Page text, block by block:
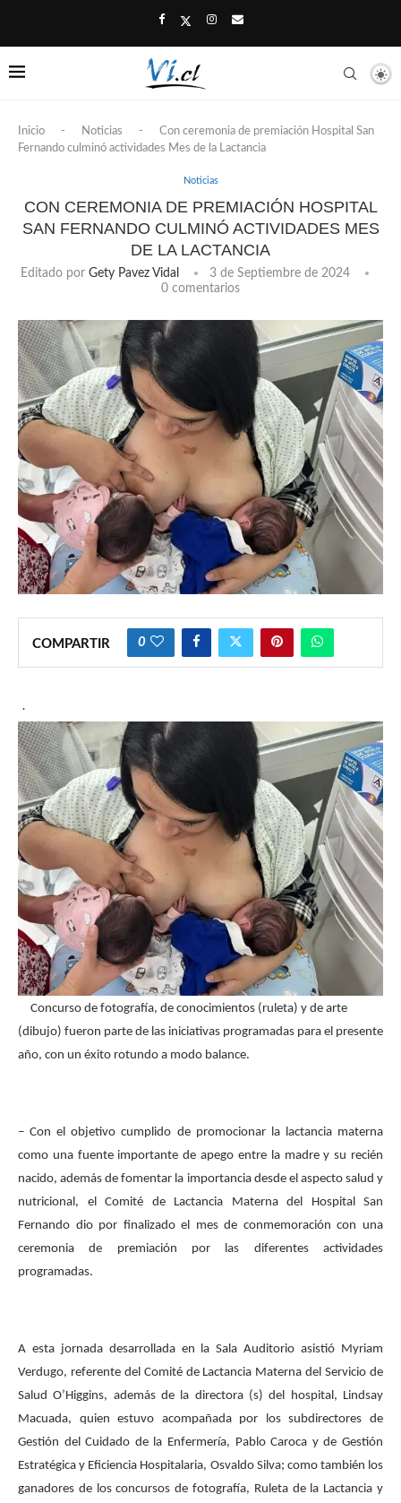
Inicio - Noticias -
Con ceremonia de premiación Hospital San
Fernando culminó actividades Mes de la Lactancia
Noticias
CON CEREMONIA DE PREMIACIÓN HOSPITAL
SAN FERNANDO CULMINÓ ACTIVIDADES MES
DE LA LACTANCIA
Editado por Gety Pavez Vidal
3 de Septiembre de 2024
0 comentarios
COMPARTIR 0
·
Concurso de fotografía, de conocimientos (ruleta) y de arte
(dibujo) fueron parte de las iniciativas programadas para el presente
año, con un éxito rotundo a modo balance.
–Con el objetivo cumplido de promocionar la lactancia materna
como una fuente importante de apego entre la madre y su recién
nacido, además de fomentar la importancia desde el aspecto salud y
nutricional, el Comité de Lactancia Materna del Hospital San
Fernando dio por finalizado el mes de conmemoración con una
ceremonia de premiación por las diferentes actividades
programadas.
A esta jornada desarrollada en la Sala Auditorio asistió Myriam
Verdugo, referente del Comité de Lactancia Materna del Servicio de
Salud O’Higgins, además de la directora (s) del hospital, Lindsay
Macuada, quien estuvo acompañada por los subdirectores de
Gestión del Cuidado de la Enfermería, Pablo Caroca y de Gestión
Estratégica y Eficiencia Hospitalaria, Osvaldo Silva; como también los
ganadores de los concursos de fotografía, Ruleta de la Lactancia y